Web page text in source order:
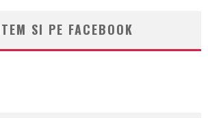
SI PE FACEBOOK